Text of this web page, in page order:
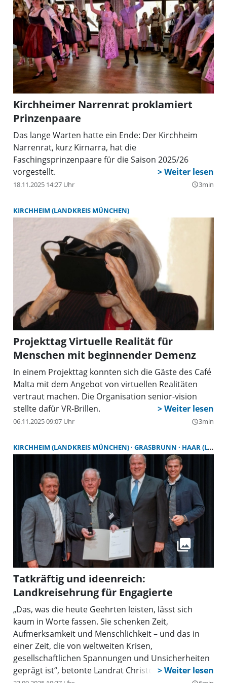
Kirchheimer Narrenrat proklamiert
Prinzenpaare
Das lange Warten hatte ein Ende: Der Kirchheim
Narrenrat, kurz Kirnarra, hat die
Faschingsprinzenpaare für die Saison 2025/26
vorgestellt.
18.11.2025 14:27 Uhr query_builder3min
KIRCHHEIM (LANDKREIS MÜNCHEN)
Projekttag Virtuelle Realität für
Menschen mit beginnender Demenz
In einem Projekttag konnten sich die Gäste des Café
Malta mit dem Angebot von virtuellen Realitäten
vertraut machen. Die Organisation senior-vision
stellte dafür VR-Brillen.
06.11.2025 09:07 Uhr query_builder3min
KIRCHHEIM (LANDKREIS MÜNCHEN) GRASBRUNN HAAR (LANDKREIS MÜNCHEN)
Tatkräftig und ideenreich:
Landkreisehrung für Engagierte
„Das, was die heute Geehrten leisten, lässt sich
kaum in Worte fassen. Sie schenken Zeit,
Aufmerksamkeit und Menschlichkeit – und das in
einer Zeit, die von weltweiten Krisen,
gesellschaftlichen Spannungen und Unsicherheiten
geprägt ist“, betonte Landrat Christoph Göbel